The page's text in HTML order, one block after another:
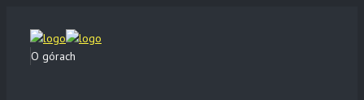
O górach